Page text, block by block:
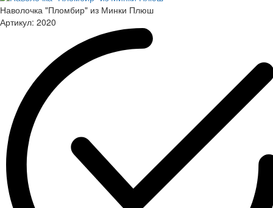
Наволочка "Пломбир" из Минки Плюш
Артикул: 2020